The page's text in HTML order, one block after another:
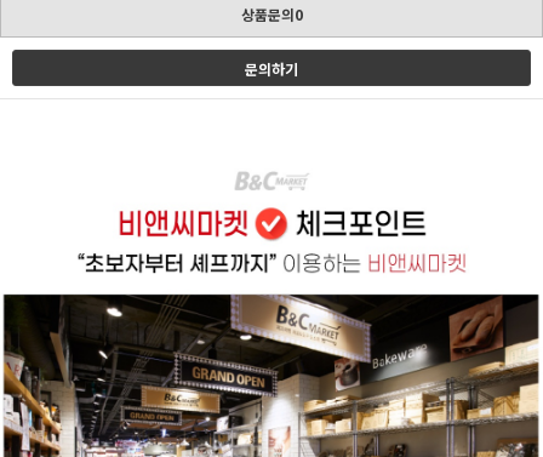
상품문의0
문의하기